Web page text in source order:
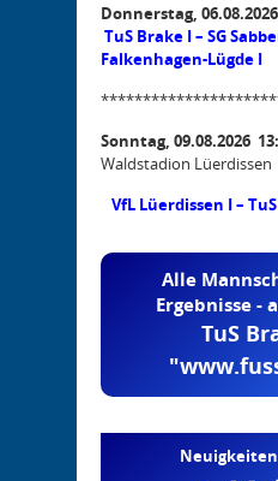
Donnerstag,
TuS Brake I – SG
Falkenhagen-Lügde I
Sonntag, 09.08.2026
Waldstadion Lüerdissen
VfL Lüerdissen I –
Alle
Ergebnisse -
TuS